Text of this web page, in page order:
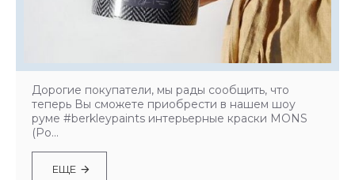
Дорогие покупатели, мы рады сообщить, что
теперь Вы сможете приобрести в нашем шоу
руме #berkleypaints интерьерные краски MONS
(Ро...
ЕЩЕ